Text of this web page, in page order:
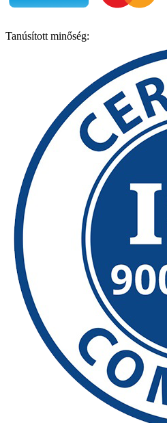
Tanúsított minőség: